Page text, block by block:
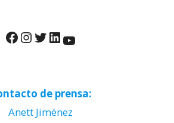
Facebook
Instagram
Twitter
LinkedIn
YouTube
de prensa:
Anett Jiménez